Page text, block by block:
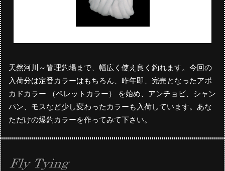
天然河川～管理釣場まで、幅広く使え良く釣れます。今回の
入荷分は定番カラーはもちろん、昨年即、完売となったアボ
カドカラー （ペレットカラー） を始め、アンチョビ、シャン
パン、モスなど少し変わったカラーも入荷しています。あな
ただけの爆釣カラーを作ってみて下さい。